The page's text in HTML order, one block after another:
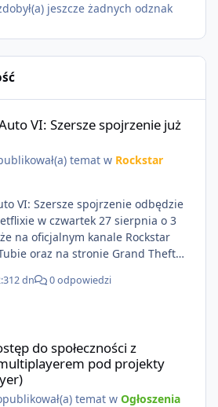
jeszcze żadnych odznak
VI: Szersze spojrzenie już
temat w Rockstar
VI: Szersze spojrzenie odbędzie
w czwartek 27 sierpnia o 3
na oficjalnym kanale Rockstar
oraz na stronie Grand Theft
GTAVI Grand Theft Auto VI
VI.
2 dn 0 odpowiedzi
do społeczności z
pod projekty
temat w Ogłoszenia